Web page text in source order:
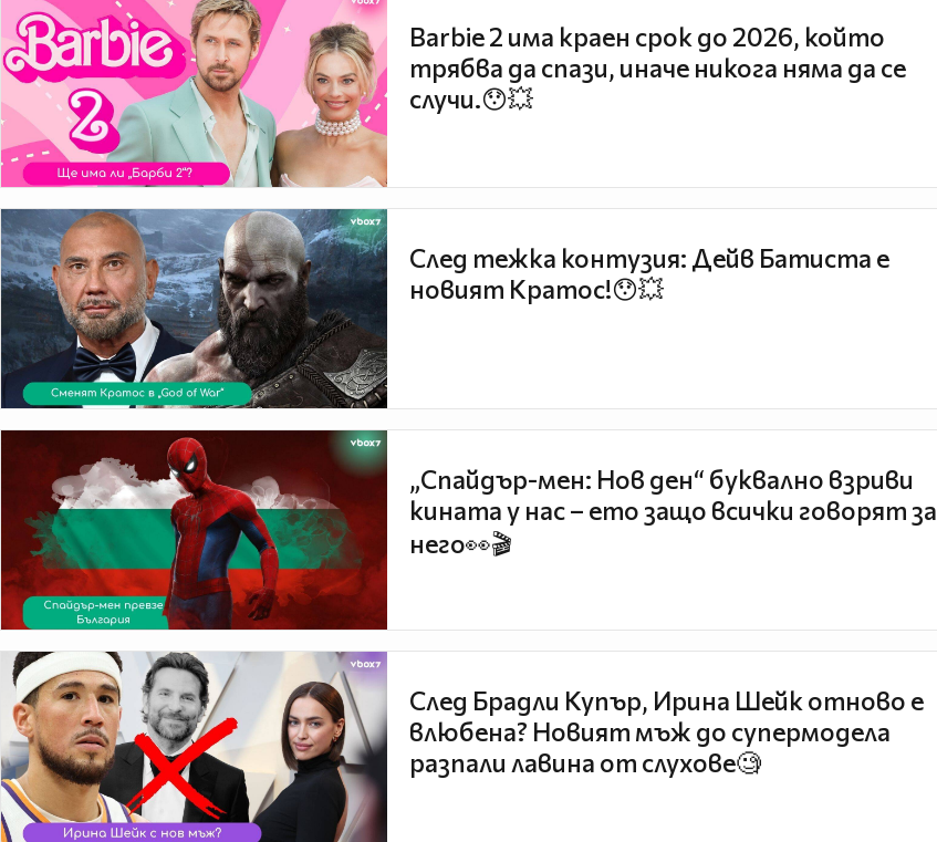
Barbie 2 има краен срок до 2026, който
трябва да спази, иначе никога няма да се
случи.😯💥
След тежка контузия: Дейв Батиста е
новият Кратос!😯💥
„Спайдър-мен: Нов ден“ буквално взриви
кината у нас – ето защо всички говорят за
него👀🎬
След Брадли Купър, Ирина Шейк отново е
влюбена? Новият мъж до супермодела
разпали лавина от слухове🧐